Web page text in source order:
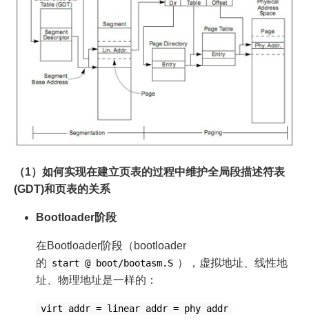
（1）如何实现在建立页表的过程中维护全局段描述符表
(GDT)和页表的关系
Bootloader阶段
在Bootloader阶段（bootloader
的 start @ boot/bootasm.S ），虚拟地址、线性地
址、物理地址是一样的：
virt addr = linear addr = phy addr